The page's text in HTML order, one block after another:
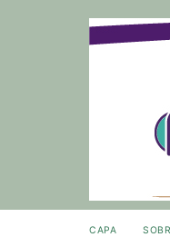
CAPA